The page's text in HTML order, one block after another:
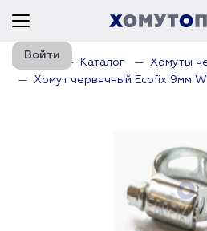
Войти
Главная Каталог
Хомуты
Хомут червячный Ecofix 9мм